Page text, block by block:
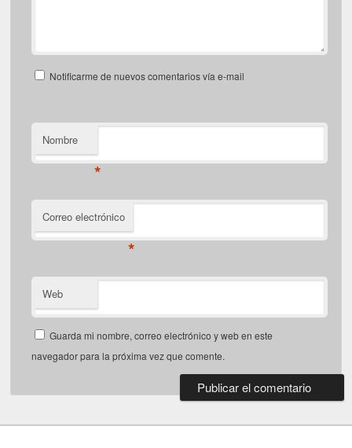
Notificarme de nuevos comentarios vía e-mail
Nombre
*
Correo electrónico
*
Web
Guarda mi nombre, correo electrónico y web en este
navegador para la próxima vez que comente.